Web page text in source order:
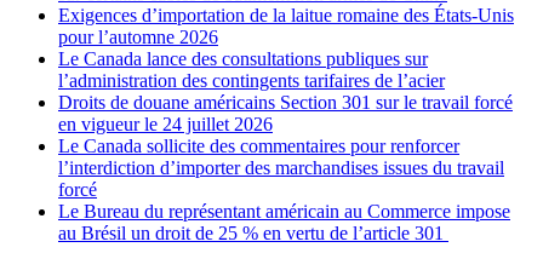
Exigences d’importation de la laitue romaine des États-Unis
pour l’automne 2026
Le Canada lance des consultations publiques sur
l’administration des contingents tarifaires de l’acier
Droits de douane américains Section 301 sur le travail forcé
en vigueur le 24 juillet 2026
Le Canada sollicite des commentaires pour renforcer
l’interdiction d’importer des marchandises issues du travail
forcé
Le Bureau du représentant américain au Commerce impose
au Brésil un droit de 25 % en vertu de l’article 301